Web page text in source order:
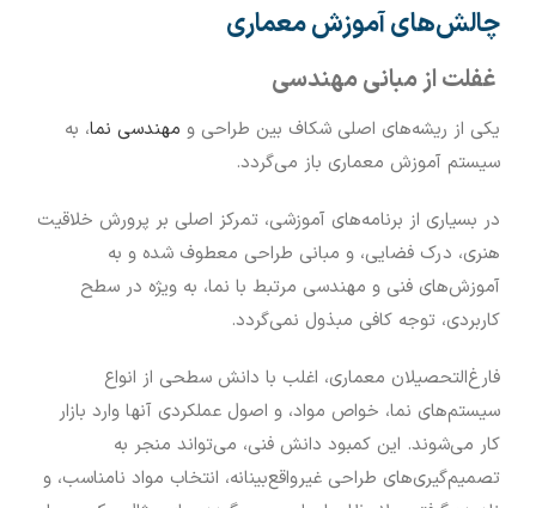
چالش‌های آموزش معماری
غفلت از مبانی مهندسی
یکی از ریشه‌های اصلی شکاف بین طراحی و مهندسی نما، به
سیستم آموزش معماری باز می‌گردد.
در بسیاری از برنامه‌های آموزشی، تمرکز اصلی بر پرورش خلاقیت
هنری، درک فضایی، و مبانی طراحی معطوف شده و به
آموزش‌های فنی و مهندسی مرتبط با نما، به ویژه در سطح
کاربردی، توجه کافی مبذول نمی‌گردد.
فارغ‌التحصیلان معماری، اغلب با دانش سطحی از انواع
سیستم‌های نما، خواص مواد، و اصول عملکردی آنها وارد بازار
کار می‌شوند. این کمبود دانش فنی، می‌تواند منجر به
تصمیم‌گیری‌های طراحی غیرواقع‌بینانه، انتخاب مواد نامناسب، و